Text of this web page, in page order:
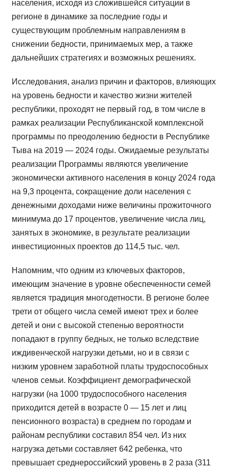
населения, исходя из сложившейся ситуации в
регионе в динамике за последние годы и
существующим проблемным направлениям в
снижении бедности, принимаемых мер, а также
дальнейших стратегиях и возможных решениях.
Исследования, анализ причин и факторов, влияющих
на уровень бедности и качество жизни жителей
республики, проходят не первый год, в том числе в
рамках реализации Республиканской комплексной
программы по преодолению бедности в Республике
Тыва на 2019 — 2024 годы. Ожидаемые результаты
реализации Программы являются увеличение
экономически активного населения в концу 2024 года
на 9,3 процента, сокращение доли населения с
денежными доходами ниже величины прожиточного
минимума до 17 процентов, увеличение числа лиц,
занятых в экономике, в результате реализации
инвестиционных проектов до 114,5 тыс. чел.
Напомним, что одним из ключевых факторов,
имеющим значение в уровне обеспеченности семей
является традиция многодетности. В регионе более
трети от общего числа семей имеют трех и более
детей и они с высокой степенью вероятности
попадают в группу бедных, не только вследствие
иждивенческой нагрузки детьми, но и в связи с
низким уровнем заработной платы трудоспособных
членов семьи. Коэффициент демографической
нагрузки (на 1000 трудоспособного населения
приходится детей в возрасте 0 — 15 лет и лиц
пенсионного возраста) в среднем по городам и
районам республики составил 854 чел. Из них
нагрузка детьми составляет 642 ребенка, что
превышает среднероссийский уровень в 2 раза (311